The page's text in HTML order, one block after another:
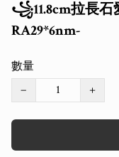
꧁11.8cm拉長石
RA29*6nm-
數量
−
+